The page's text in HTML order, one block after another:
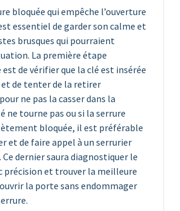
bloquée qui empêche l’ouverture
essentiel de garder son calme et
brusques qui pourraient
La première étape
de vérifier que la clé est insérée
de tenter de la retirer
ne pas la casser dans la
ne tourne pas ou si la serrure
bloquée, il est préférable
et de faire appel à un serrurier
dernier saura diagnostiquer le
précision et trouver la meilleure
la porte sans endommager